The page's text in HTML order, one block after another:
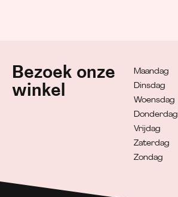
Bezoek onze
winkel
Maandag
Dinsdag
Woensdag
Donderdag
Vrijdag
Zaterdag
Zondag